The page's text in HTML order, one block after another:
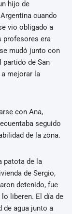
hijo de
cuando
vio obligado a
profesores era
mudó junto con
partido de San
mejorar la
con Ana,
seguido
de la zona.
patota de la
de Sergio,
detenido, fue
liberen. El día de
de agua junto a